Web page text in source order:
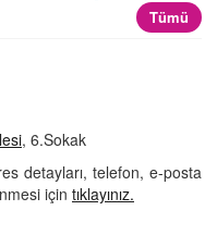
Tümü
, 6.Sokak
detayları, telefon, e-posta
için tıklayınız.